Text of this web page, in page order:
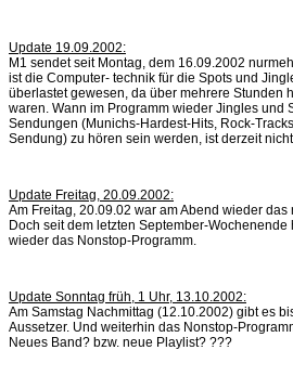
Update 19.09.2002:
M1 sendet seit Montag, dem 16.09.2002
ist die Computer- technik für die Spots und
überlastet gewesen, da über mehrere Stunden
waren. Wann im Programm wieder Jingles und
Sendungen (Munichs-Hardest-Hits, Rock-
Sendung) zu hören sein werden, ist derzeit
Update Freitag, 20.09.2002:
Am Freitag, 20.09.02 war am Abend wieder
Doch seit dem letzten September-
wieder das Nonstop-Programm.
Update Sonntag früh, 1 Uhr, 13.10.2002:
Am Samstag Nachmittag (12.10.2002) gibt es
Aussetzer. Und weiterhin das Nonstop-
Neues Band? bzw. neue Playlist? ???